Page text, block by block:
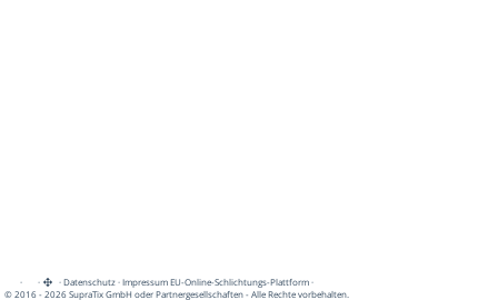
· · ·Datenschutz·Impressum EU-Online-Schlichtungs-Plattform·
© 2016 - 2026 SupraTix GmbH oder Partnergesellschaften - Alle Rechte vorbehalten.